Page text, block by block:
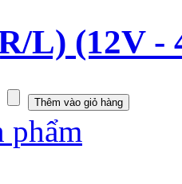
L) (12V -
phẩm